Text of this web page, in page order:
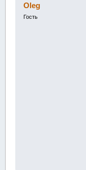
Oleg
Гость